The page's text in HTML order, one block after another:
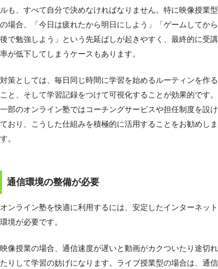
ルも、すべて自分で決めなければなりません。特に映像授業型
の場合、「今日は疲れたから明日にしよう」「ゲームしてから
後で勉強しよう」という先延ばしが起きやすく、最終的に受講
率が低下してしまうケースもあります。
対策としては、毎日同じ時間に学習を始めるルーティンを作る
こと、そして学習記録をつけて可視化することが効果的です。
一部のオンライン塾ではコーチングサービスや担任制度を設け
ており、こうした仕組みを積極的に活用することをお勧めしま
す。
通信環境の整備が必要
オンライン塾を快適に利用するには、安定したインターネット
環境が必要です。
映像授業の場合、通信速度が遅いと動画がカクついたり途切れ
たりして学習の妨げになります。ライブ授業型の場合は、通信